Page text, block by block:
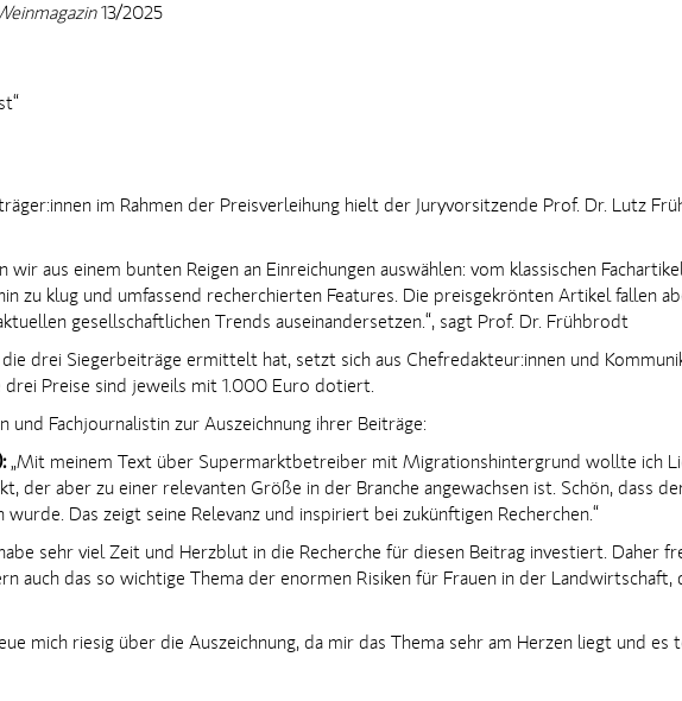
13/2025
im Rahmen der Preisverleihung hielt der Juryvorsitzende Prof. Dr. Lutz
wir aus einem bunten Reigen an Einreichungen auswählen: vom klassischen
zu klug und umfassend recherchierten Features. Die preisgekrönten Artikel fallen
gesellschaftlichen Trends auseinandersetzen.“, sagt Prof. Dr. Frühbrodt
die drei Siegerbeiträge ermittelt hat, setzt sich aus Chefredakteur:innen und
drei Preise sind jeweils mit 1.000 Euro dotiert.
und Fachjournalistin zur Auszeichnung ihrer Beiträge:
„Mit meinem Text über Supermarktbetreiber mit Migrationshintergrund wollte ich
der aber zu einer relevanten Größe in der Branche angewachsen ist. Schön, dass
wurde. Das zeigt seine Relevanz und inspiriert bei zukünftigen Recherchen.“
sehr viel Zeit und Herzblut in die Recherche für diesen Beitrag investiert. Daher
auch das so wichtige Thema der enormen Risiken für Frauen in der
mich riesig über die Auszeichnung, da mir das Thema sehr am Herzen liegt und